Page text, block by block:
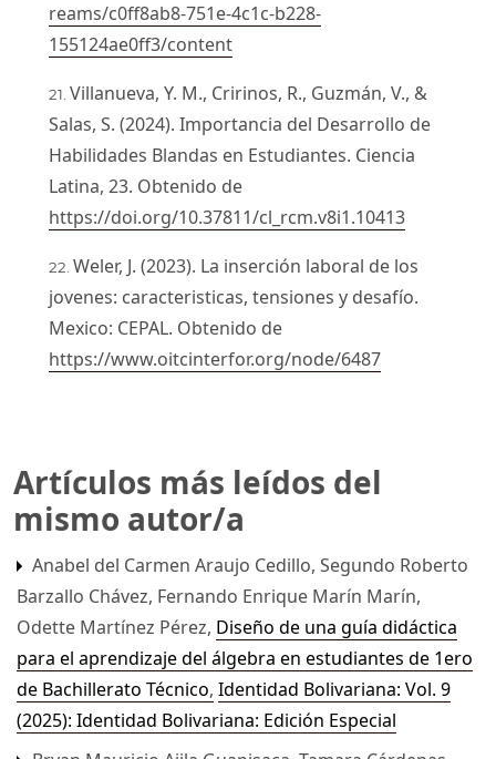
reams/c0ff8ab8-751e-4c1c-b228-
155124ae0ff3/content
Villanueva, Y. M., Cririnos, R., Guzmán, V., &
Salas, S. (2024). Importancia del Desarrollo de
Habilidades Blandas en Estudiantes. Ciencia
Latina, 23. Obtenido de
https://doi.org/10.37811/cl_rcm.v8i1.10413
Weler, J. (2023). La inserción laboral de los
jovenes: caracteristicas, tensiones y desafío.
Mexico: CEPAL. Obtenido de
https://www.oitcinterfor.org/node/6487
Artículos más leídos del
mismo autor/a
Anabel del Carmen Araujo Cedillo, Segundo Roberto
Barzallo Chávez, Fernando Enrique Marín Marín,
Odette Martínez Pérez, Diseño de una guía didáctica
para el aprendizaje del álgebra en estudiantes de 1ero
de Bachillerato Técnico, Identidad Bolivariana: Vol. 9
(2025): Identidad Bolivariana: Edición Especial